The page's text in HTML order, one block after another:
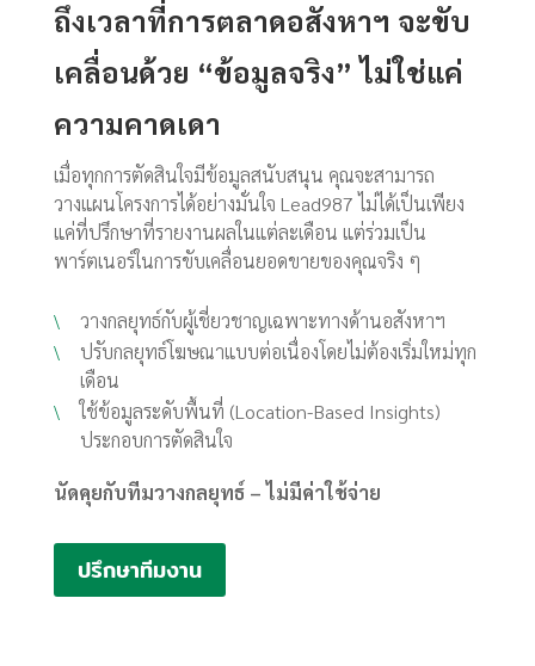
ถึงเวลาที่การตลาดอสังหาฯ จะขับ
เคลื่อนด้วย “ข้อมูลจริง” ไม่ใช่แค่
ความคาดเดา
เมื่อทุกการตัดสินใจมีข้อมูลสนับสนุน คุณจะสามารถ
วางแผนโครงการได้อย่างมั่นใจ Lead987 ไม่ได้เป็นเพียง
แค่ที่ปรึกษาที่รายงานผลในแต่ละเดือน แต่ร่วมเป็น
พาร์ตเนอร์ในการขับเคลื่อนยอดขายของคุณจริง ๆ
\ วางกลยุทธ์กับผู้เชี่ยวชาญเฉพาะทางด้านอสังหาฯ
\
ปรับกลยุทธ์โฆษณาแบบต่อเนื่องโดยไม่ต้องเริ่มใหม่ทุก
เดือน
\
ใช้ข้อมูลระดับพื้นที่ (Location-Based Insights)
ประกอบการตัดสินใจ
นัดคุยกับทีมวางกลยุทธ์ – ไม่มีค่าใช้จ่าย
ปรึกษาทีมงาน